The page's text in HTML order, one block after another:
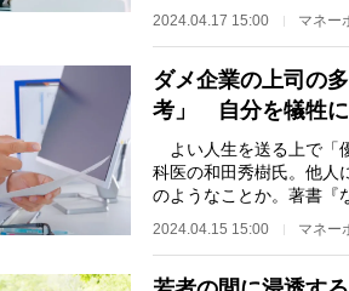
2024.04.17 15:00 マネー
ダメ企業の上司の
考」 自分を犠牲
よい人生を送る上で「
科医の和田秀樹氏。他人
のようなことか。著書『
2024.04.15 15:00 マネー